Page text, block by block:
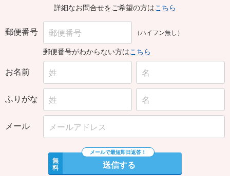
詳細なお問合せをご希望の方はこちら
郵便番号 （ハイフン無し）
郵便番号がわからない方はこちら
お名前
ふりがな
メール
無
料 送信する